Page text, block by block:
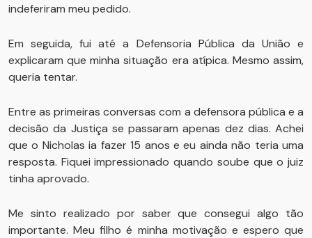
indeferiram meu pedido.
Em seguida, fui até a Defensoria Pública da União e
explicaram que minha situação era atípica. Mesmo assim,
queria tentar.
Entre as primeiras conversas com a defensora pública e a
decisão da Justiça se passaram apenas dez dias. Achei
que o Nicholas ia fazer 15 anos e eu ainda não teria uma
resposta. Fiquei impressionado quando soube que o juiz
tinha aprovado.
Me sinto realizado por saber que consegui algo tão
importante. Meu filho é minha motivação e espero que